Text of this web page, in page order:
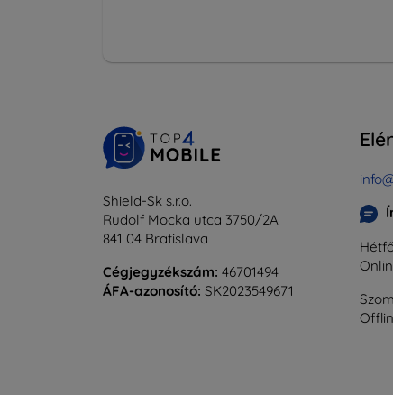
Shield-Sk s.r.o.
Rudolf Mocka utca 3750/2A
841 04 Bratislava
Cégjegyzékszám: 46701494
ÁFA-azonosító: SK2023549671